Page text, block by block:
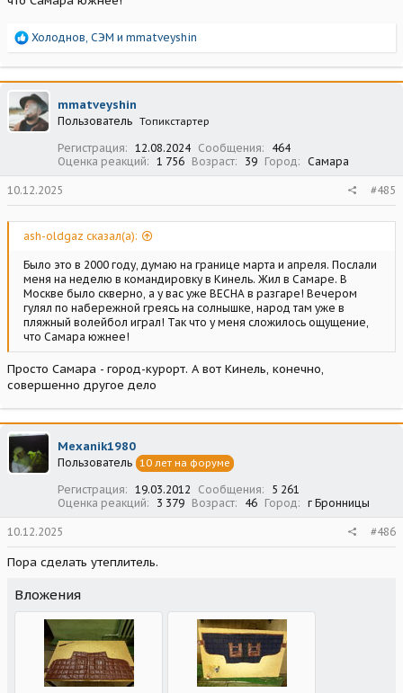
Р
а
к
ц
и
и
Холоднов СЭМ и mmatveyshin
mmatveyshin
Пользователь Топикстартер
Регистрация 12.08.2024 Сообщения
464
Оценка реакций
1 756 Возраст 39 Город Самара
10.12.2025 #485
ash-oldgaz сказал(а):
Было это в 2000 году, думаю на границе марта и апреля. Послали
меня на неделю в командировку в Кинель. Жил в Самаре. В
Москве было скверно, а у вас уже ВЕСНА в разгаре! Вечером
гулял по набережной греясь на солнышке, народ там уже в
пляжный волейбол играл! Так что у меня сложилось ощущение,
что Самара южнее!
Просто Самара - город-курорт. А вот Кинель, конечно,
совершенно другое дело
Mexanik1980
Пользователь 10 лет на форуме
Регистрация 19.03.2012 Сообщения
5 261
Оценка реакций
3 379 Возраст 46 Город г Бронницы
10.12.2025 #486
Пора сделать утеплитель.
Вложения